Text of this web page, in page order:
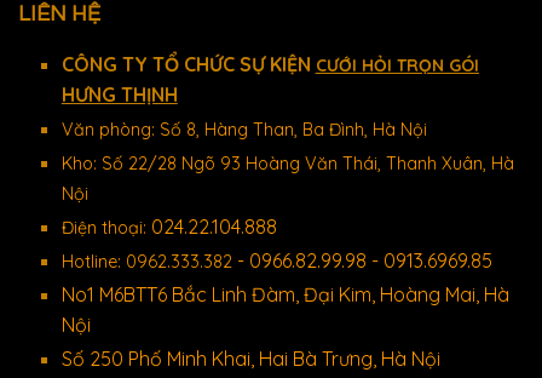
LIÊN HỆ
CÔNG TY TỔ CHỨC SỰ KIỆN CƯỚI HỎI TRỌN GÓI
HƯNG THỊNH
Văn phòng: Số 8, Hàng Than, Ba Đình, Hà Nội
Kho: Số 22/28 Ngõ 93 Hoàng Văn Thái, Thanh Xuân, Hà
Nội
Điện thoại: 024.22.104.888
Hotline: 0962.333.382 - 0966.82.99.98 - 0913.6969.85
No1 M6BTT6 Bắc Linh Đàm, Đại Kim, Hoàng Mai, Hà
Nội
Số 250 Phố Minh Khai, Hai Bà Trưng, Hà Nội